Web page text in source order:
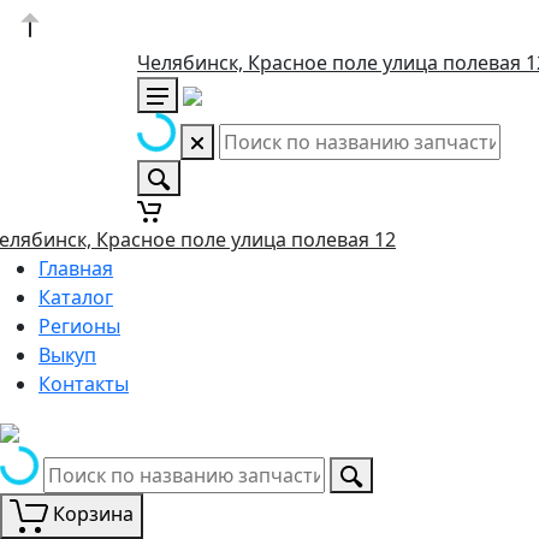
Челябинск, Красное поле улица полевая
Красное поле улица полевая 12
Главная
Каталог
Регионы
Выкуп
Контакты
Корзина